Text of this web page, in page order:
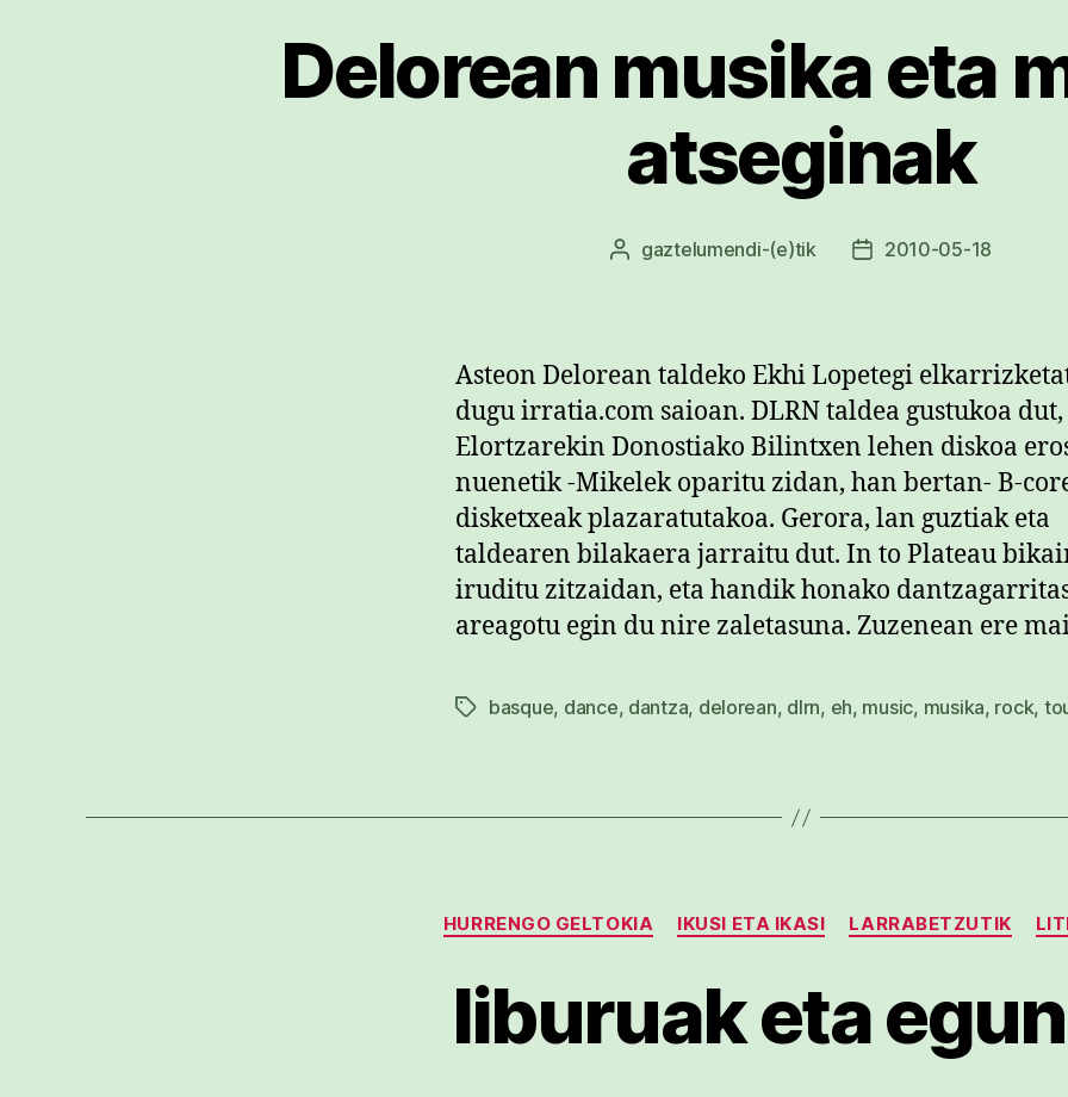
Delorean musika eta
atseginak
Argitalpenaren
gaztelumendi-(e)tik
Argitalpenaren
2010-05-18
Asteon Delorean taldeko Ekhi Lopetegi
dugu irratia.com saioan. DLRN taldea gustukoa
Elortzarekin Donostiako Bilintxen lehen diskoa
nuenetik -Mikelek oparitu zidan, han bertan- B-
disketxeak plazaratutakoa. Gerora, lan guztiak eta
taldearen bilakaera jarraitu dut. In to Plateau
iruditu zitzaidan, eta handik honako
areagotu egin du nire zaletasuna. Zuzenean ere
Etiketak
basque, dance, dantza, delorean, dlrn, eh, music, musika, rock,
Kategoriak
HURRENGO GELTOKIA IKUSI ETA IKASI LARRABETZUTIK
liburuak eta